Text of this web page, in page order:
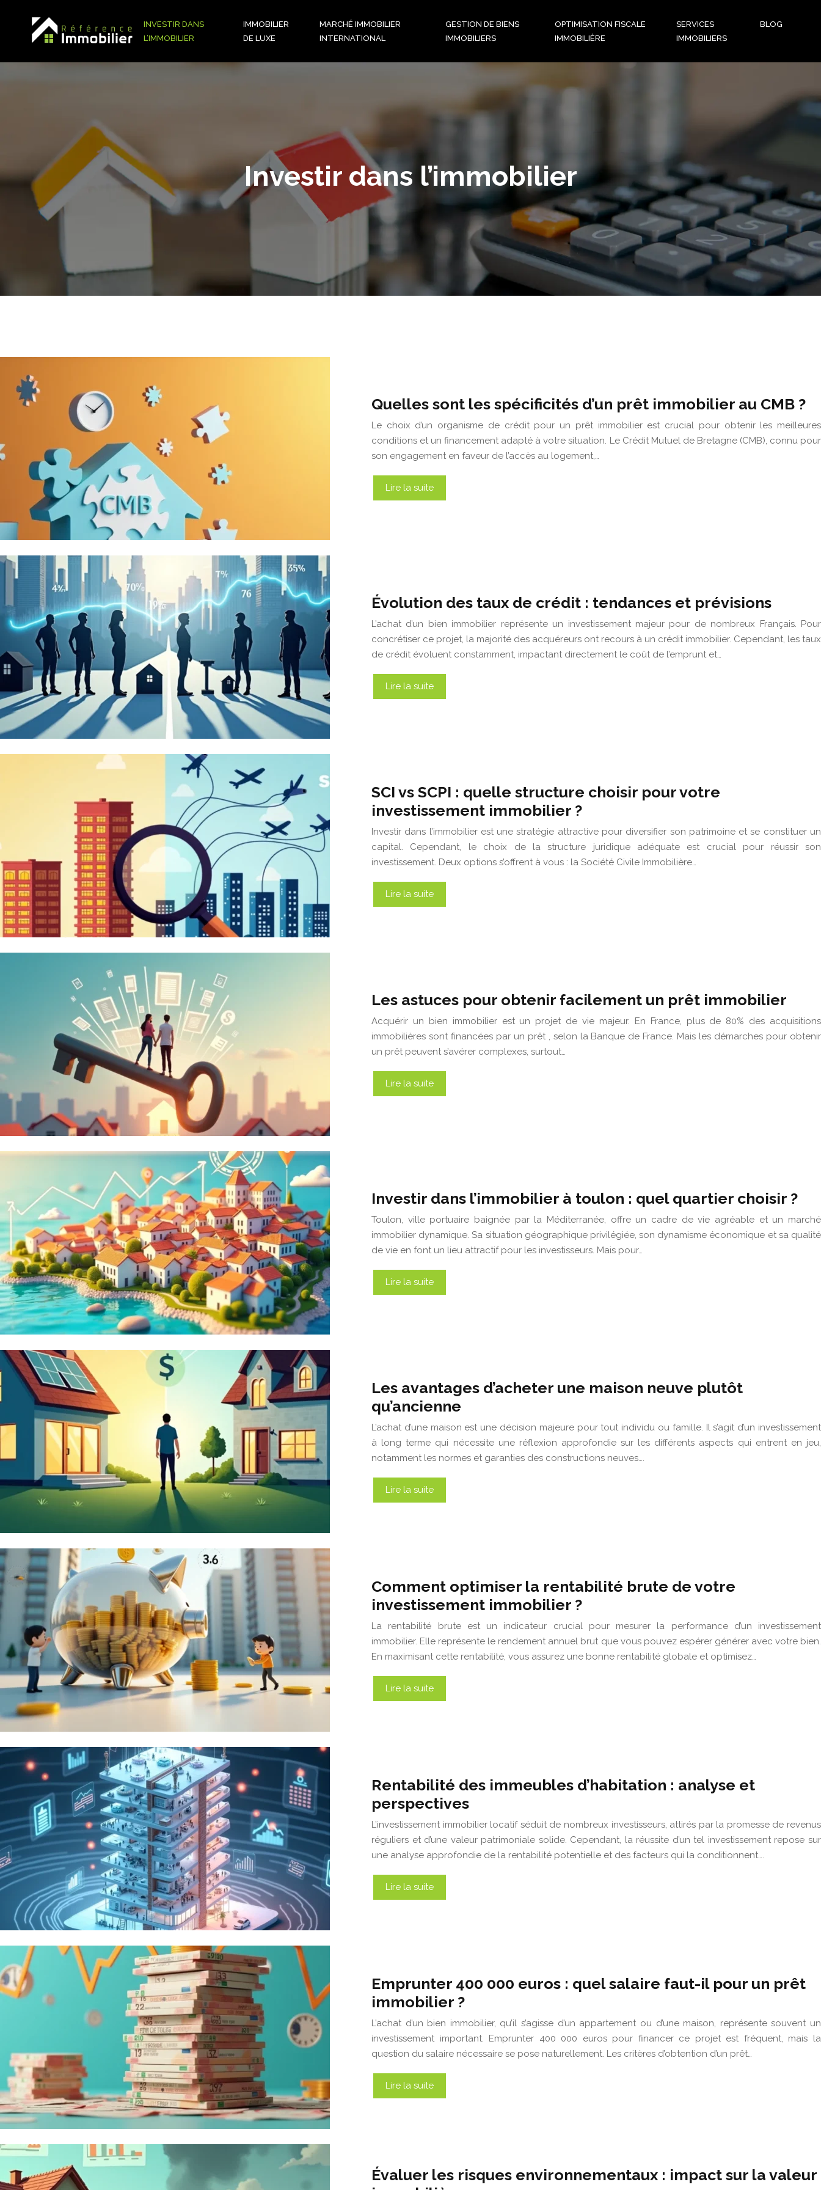
INVESTIR DANS
L’IMMOBILIER
IMMOBILIER
DE LUXE
MARCHÉ IMMOBILIER
INTERNATIONAL
GESTION DE BIENS
IMMOBILIERS
OPTIMISATION FISCALE
IMMOBILIÈRE
SERVICES
IMMOBILIERS
BLOG
Investir dans l’immobilier
Quelles sont les spécificités d’un prêt immobilier au CMB ?
Le choix d’un organisme de crédit pour un prêt immobilier est crucial pour obtenir les meilleures
conditions et un financement adapté à votre situation. Le Crédit Mutuel de Bretagne (CMB), connu pour
son engagement en faveur de l’accès au logement,…
Lire la suite
Évolution des taux de crédit : tendances et prévisions
L’achat d’un bien immobilier représente un investissement majeur pour de nombreux Français. Pour
concrétiser ce projet, la majorité des acquéreurs ont recours à un crédit immobilier. Cependant, les taux
de crédit évoluent constamment, impactant directement le coût de l’emprunt et…
Lire la suite
SCI vs SCPI : quelle structure choisir pour votre
investissement immobilier ?
Investir dans l’immobilier est une stratégie attractive pour diversifier son patrimoine et se constituer un
capital. Cependant, le choix de la structure juridique adéquate est crucial pour réussir son
investissement. Deux options s’offrent à vous : la Société Civile Immobilière…
Lire la suite
Les astuces pour obtenir facilement un prêt immobilier
Acquérir un bien immobilier est un projet de vie majeur. En France, plus de 80% des acquisitions
immobilières sont financées par un prêt , selon la Banque de France. Mais les démarches pour obtenir
un prêt peuvent s’avérer complexes, surtout…
Lire la suite
Investir dans l’immobilier à toulon : quel quartier choisir ?
Toulon, ville portuaire baignée par la Méditerranée, offre un cadre de vie agréable et un marché
immobilier dynamique. Sa situation géographique privilégiée, son dynamisme économique et sa qualité
de vie en font un lieu attractif pour les investisseurs. Mais pour…
Lire la suite
Les avantages d’acheter une maison neuve plutôt
qu’ancienne
L’achat d’une maison est une décision majeure pour tout individu ou famille. Il s’agit d’un investissement
à long terme qui nécessite une réflexion approfondie sur les différents aspects qui entrent en jeu,
notamment les normes et garanties des constructions neuves….
Lire la suite
Comment optimiser la rentabilité brute de votre
investissement immobilier ?
La rentabilité brute est un indicateur crucial pour mesurer la performance d’un investissement
immobilier. Elle représente le rendement annuel brut que vous pouvez espérer générer avec votre bien.
En maximisant cette rentabilité, vous assurez une bonne rentabilité globale et optimisez…
Lire la suite
Rentabilité des immeubles d’habitation : analyse et
perspectives
L’investissement immobilier locatif séduit de nombreux investisseurs, attirés par la promesse de revenus
réguliers et d’une valeur patrimoniale solide. Cependant, la réussite d’un tel investissement repose sur
une analyse approfondie de la rentabilité potentielle et des facteurs qui la conditionnent….
Lire la suite
Emprunter 400 000 euros : quel salaire faut-il pour un prêt
immobilier ?
L’achat d’un bien immobilier, qu’il s’agisse d’un appartement ou d’une maison, représente souvent un
investissement important. Emprunter 400 000 euros pour financer ce projet est fréquent, mais la
question du salaire nécessaire se pose naturellement. Les critères d’obtention d’un prêt…
Lire la suite
Évaluer les risques environnementaux : impact sur la valeur